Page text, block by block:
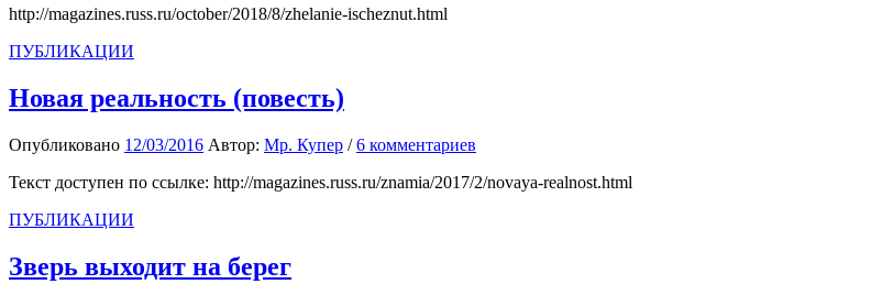
http://magazines.russ.ru/october/2018/8/zhelanie-ischeznut.html
ПУБЛИКАЦИИ
Новая реальность (повесть)
Опубликовано 12/03/2016 Автор: Мр. Купер /6 комментариев
Текст доступен по ссылке: http://magazines.russ.ru/znamia/2017/2/novaya-realnost.html
ПУБЛИКАЦИИ
Зверь выходит на берег